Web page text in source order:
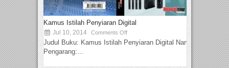
Kamus Istilah Penyiaran Digital
Jul 10, 2014 Comments Off
Judul Buku: Kamus Istilah Penyiaran Digital Nama
Pengarang:...